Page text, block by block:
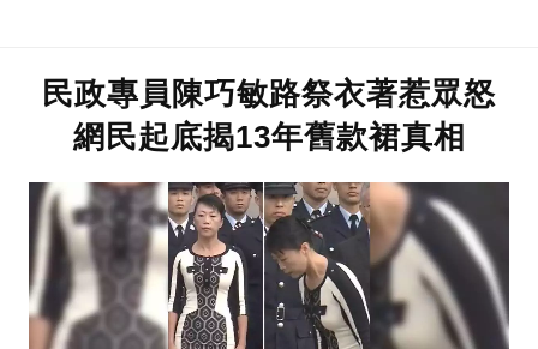
民政專員陳巧敏路祭衣著惹眾怒
網民起底揭13年舊款裙真相